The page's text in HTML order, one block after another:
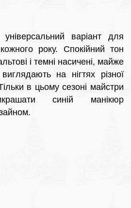
варіант для
року. Спокійний тон
і темні насичені, майже
на нігтях різної
в цьому сезоні майстри
синій манікюр